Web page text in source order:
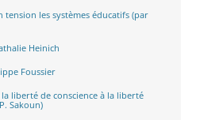
tension les systèmes éducatifs (par
Heinich
Foussier
liberté de conscience à la liberté
Sakoun)